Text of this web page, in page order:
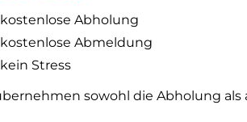
kostenlose Abholung
kostenlose Abmeldung
kein Stress
sowohl die Abholung als